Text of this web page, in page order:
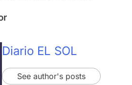
Diario EL SOL
See author's posts